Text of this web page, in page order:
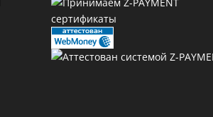
сертификаты